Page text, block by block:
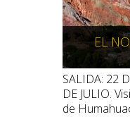
EL
SALIDA: 22
DE JULIO.
de